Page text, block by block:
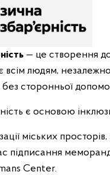
— це створення
всім людям,
сторонньої
є основою
міських
підписання
Center.